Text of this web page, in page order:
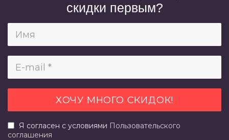
скидки первым?
Я согласен с условиями Пользовательского
соглашения